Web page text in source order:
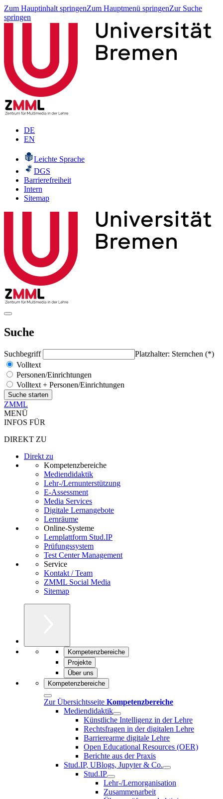
Zum Hauptinhalt springenZum Hauptmenü springenZur Suche
springen
DE
EN
Leichte Sprache
DGS
Barrierefreiheit
Intern
Sitemap
Suche
Suchbegriff
Platzhalter: Sternchen (*)
Volltext
Personen/Einrichtungen
Volltext + Personen/Einrichtungen
ZMML
MENÜ
INFOS FÜR
DIREKT ZU
Direkt zu
Kompetenzbereiche
Mediendidaktik
Lehr-/Lernunterstützung
E-Assessment
Media Services
Digitale Lernangebote
Lernräume
Online-Systeme
Lernplattform Stud.IP
Prüfungssystem
Test Center Management
Service
Kontakt / Team
ZMML Social Media
Sitemap
Kompetenzbereiche
Projekte
Über uns
Kompetenzbereiche
Zur Übersichtsseite Kompetenzbereiche
Mediendidaktik
Künstliche Intelligenz in der Lehre
Rechtsfragen in der digitalen Lehre
Barrierearme digitale Lehre
Open Educational Resources (OER)
Berichte aus der Praxis
Stud.IP, UBlogs, Jupyter & Co.
Stud.IP
Lehr-/Lernorganisation
Zusammenarbeit